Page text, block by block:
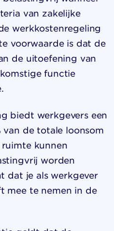
van zakelijke
werkkostenregeling
voorwaarde is dat de
de uitoefening van
functie
biedt werkgevers een
van de totale loonsom
kunnen
worden
dat je als werkgever
mee te nemen in de